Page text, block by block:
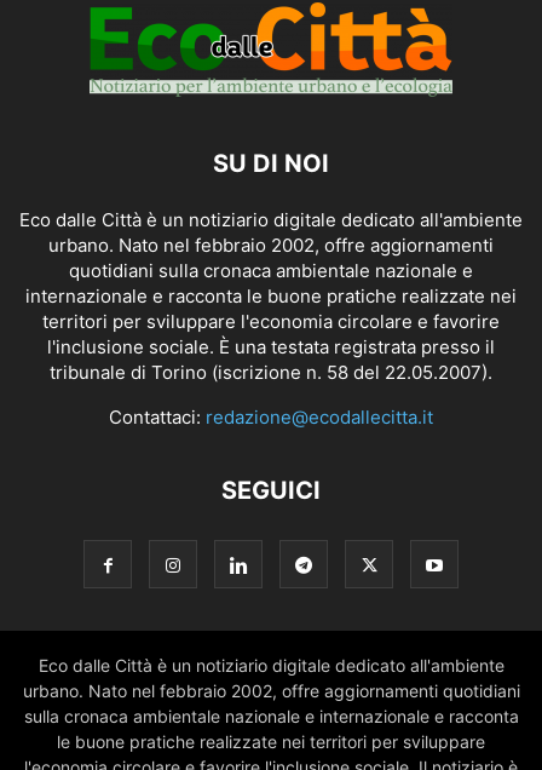
SU DI NOI
Eco dalle Città è un notiziario digitale dedicato all'ambiente
urbano. Nato nel febbraio 2002, offre aggiornamenti
quotidiani sulla cronaca ambientale nazionale e
internazionale e racconta le buone pratiche realizzate nei
territori per sviluppare l'economia circolare e favorire
l'inclusione sociale. È una testata registrata presso il
tribunale di Torino (iscrizione n. 58 del 22.05.2007).
Contattaci: redazione@ecodallecitta.it
SEGUICI
Eco dalle Città è un notiziario digitale dedicato all'ambiente
urbano. Nato nel febbraio 2002, offre aggiornamenti quotidiani
sulla cronaca ambientale nazionale e internazionale e racconta
le buone pratiche realizzate nei territori per sviluppare